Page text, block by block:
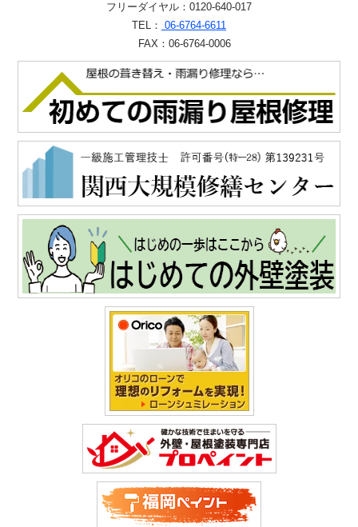
フリーダイヤル：0120-640-017
TEL： 06-6764-6611
FAX：06-6764-0006